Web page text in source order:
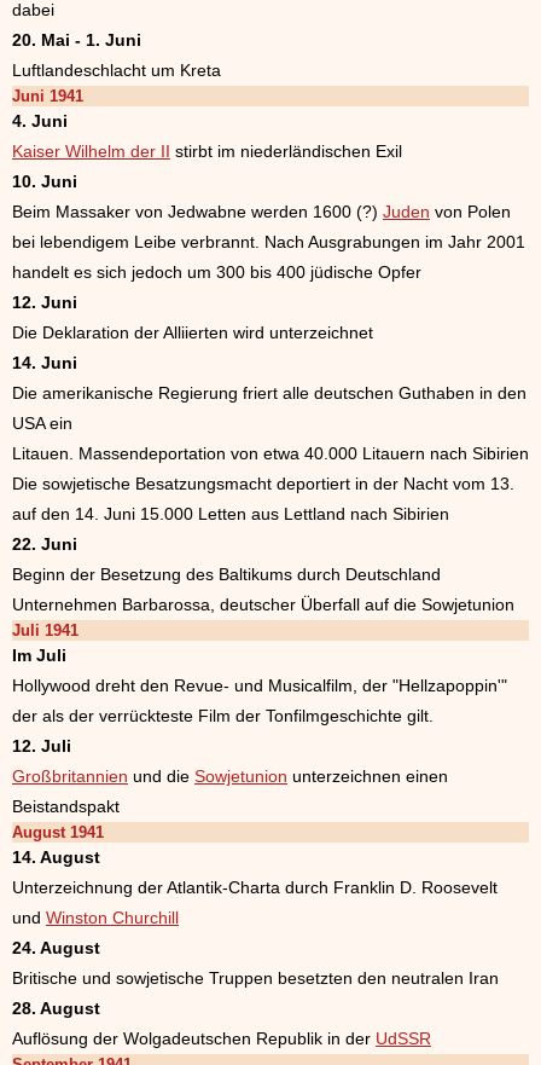
dabei
20. Mai - 1. Juni
Luftlandeschlacht um Kreta
Juni 1941
4. Juni
Kaiser Wilhelm der II stirbt im niederländischen Exil
10. Juni
Beim Massaker von Jedwabne werden 1600 (?) Juden von Polen
bei lebendigem Leibe verbrannt. Nach Ausgrabungen im Jahr 2001
handelt es sich jedoch um 300 bis 400 jüdische Opfer
12. Juni
Die Deklaration der Alliierten wird unterzeichnet
14. Juni
Die amerikanische Regierung friert alle deutschen Guthaben in den
USA ein
Litauen. Massendeportation von etwa 40.000 Litauern nach Sibirien
Die sowjetische Besatzungsmacht deportiert in der Nacht vom 13.
auf den 14. Juni 15.000 Letten aus Lettland nach Sibirien
22. Juni
Beginn der Besetzung des Baltikums durch Deutschland
Unternehmen Barbarossa, deutscher Überfall auf die Sowjetunion
Juli 1941
Im Juli
Hollywood dreht den Revue- und Musicalfilm, der "Hellzapoppin'"
der als der verrückteste Film der Tonfilmgeschichte gilt.
12. Juli
Großbritannien und die Sowjetunion unterzeichnen einen
Beistandspakt
August 1941
14. August
Unterzeichnung der Atlantik-Charta durch Franklin D. Roosevelt
und Winston Churchill
24. August
Britische und sowjetische Truppen besetzten den neutralen Iran
28. August
Auflösung der Wolgadeutschen Republik in der UdSSR